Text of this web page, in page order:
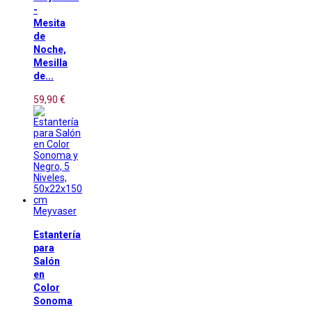
-
Mesita
de
Noche,
Mesilla
de...
59,90 €
Meyvaser
Estantería
para
Salón
en
Color
Sonoma